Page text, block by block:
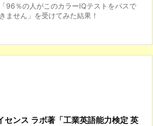
「96％の人がこのカラーIQテストをパスで
きません」を受けてみた結果！
センス ラボ著「工業英語能力検定 英